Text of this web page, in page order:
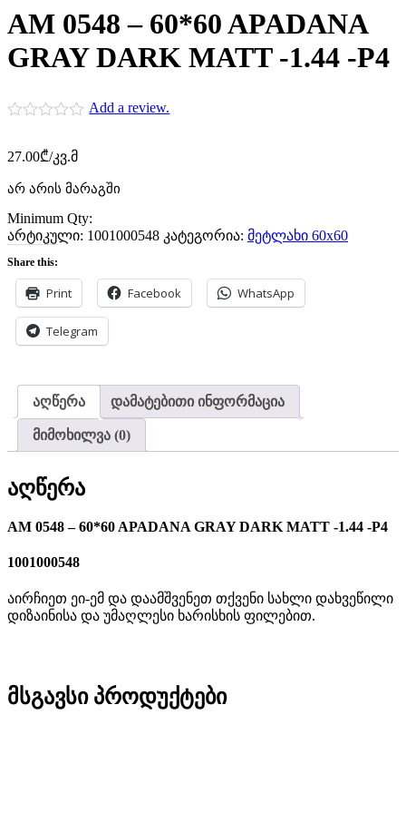
AM 0548 – 60*60 APADANA
GRAY DARK MATT -1.44 -P4
Add a review.
27.00₾/კვ.მ
არ არის მარაგში
Minimum Qty:
არტიკული: 1001000548 კატეგორია: მეტლახი 60x60
Share this:
Print Facebook WhatsApp
Telegram
აღწერა დამატებითი ინფორმაცია
მიმოხილვა (0)
აღწერა
AM 0548 – 60*60 APADANA GRAY DARK MATT -1.44 -P4
1001000548
აირჩიეთ ეი-ემ და დაამშვენეთ თქვენი სახლი დახვეწილი
დიზაინისა და უმაღლესი ხარისხის ფილებით.
მსგავსი პროდუქტები